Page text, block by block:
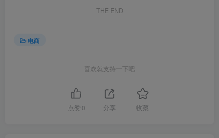
THE END
电商
喜欢就支持一下吧
点赞 0 分享 收藏